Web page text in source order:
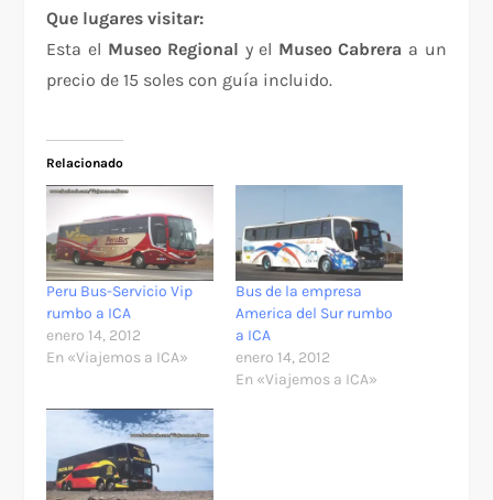
Que lugares visitar:
Esta el Museo Regional y el Museo Cabrera a un
precio de 15 soles con guía incluido.
Relacionado
Peru Bus-Servicio Vip
rumbo a ICA
enero 14, 2012
En «Viajemos a ICA»
Bus de la empresa
America del Sur rumbo
a ICA
enero 14, 2012
En «Viajemos a ICA»